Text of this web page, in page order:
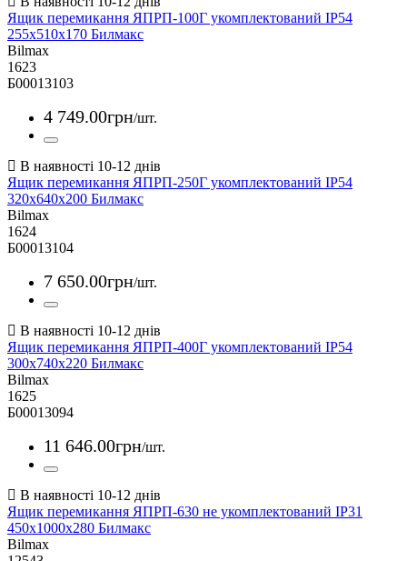
Ящик перемикання ЯПРП-100Г укомплектований IP54
255х510х170 Билмакс
Bilmax
1623
Б00013103
4 749.00грн/шт.
Ящик перемикання ЯПРП-250Г укомплектований IP54
320х640х200 Билмакс
Bilmax
1624
Б00013104
7 650.00грн/шт.
Ящик перемикання ЯПРП-400Г укомплектований IP54
300х740х220 Билмакс
Bilmax
1625
Б00013094
11 646.00грн/шт.
Ящик перемикання ЯПРП-630 не укомплектований IP31
450х1000х280 Билмакс
Bilmax